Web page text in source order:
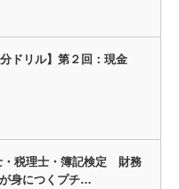
分ドリル】第２回：現金
・税理士・簿記検定 財務
身につくプチ…